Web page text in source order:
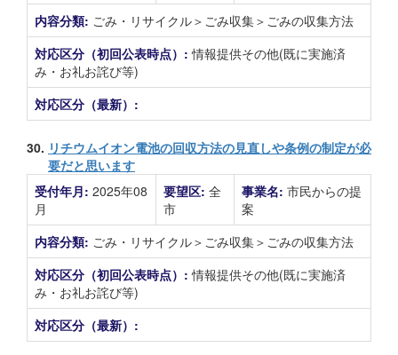
内容分類: ごみ・リサイクル＞ごみ収集＞ごみの収集方法
対応区分（初回公表時点）:情報提供その他(既に実施済
み・お礼お詫び等)
対応区分（最新）:
30. リチウムイオン電池の回収方法の見直しや条例の制定が必
要だと思います
受付年月: 2025年08
月
要望区: 全
市
事業名: 市民からの提
案
内容分類: ごみ・リサイクル＞ごみ収集＞ごみの収集方法
対応区分（初回公表時点）:情報提供その他(既に実施済
み・お礼お詫び等)
対応区分（最新）: